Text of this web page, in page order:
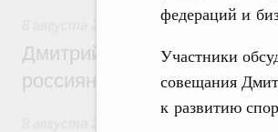
федераций и
Участники
совещания
к развитию
Спорт высших
Дмитрий Чернышенко и
россиян с Днём